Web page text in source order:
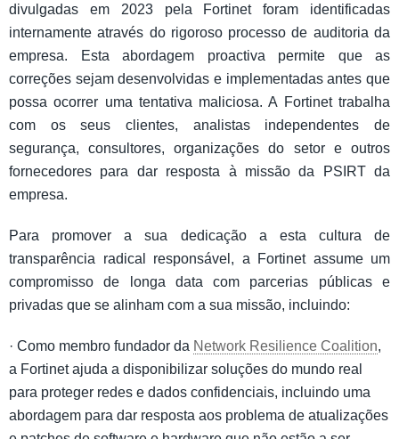
divulgadas em 2023 pela Fortinet foram identificadas
internamente através do rigoroso processo de auditoria da
empresa. Esta abordagem proactiva permite que as
correções sejam desenvolvidas e implementadas antes que
possa ocorrer uma tentativa maliciosa. A Fortinet trabalha
com os seus clientes, analistas independentes de
segurança, consultores, organizações do setor e outros
fornecedores para dar resposta à missão da PSIRT da
empresa.
Para promover a sua dedicação a esta cultura de
transparência radical responsável, a Fortinet assume um
compromisso de longa data com parcerias públicas e
privadas que se alinham com a sua missão, incluindo:
· Como membro fundador da Network Resilience Coalition,
a Fortinet ajuda a disponibilizar soluções do mundo real
para proteger redes e dados confidenciais, incluindo uma
abordagem para dar resposta aos problema de atualizações